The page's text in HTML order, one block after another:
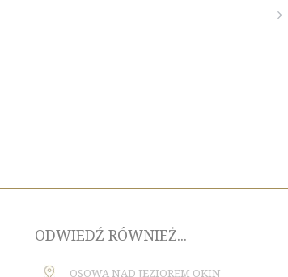
ODWIEDŹ RÓWNIEŻ...
OSOWA NAD JEZIOREM OKIN